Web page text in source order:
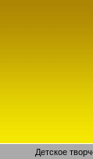
Детское